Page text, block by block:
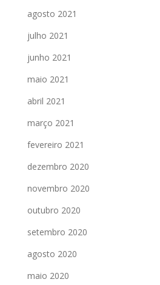
agosto 2021
julho 2021
junho 2021
maio 2021
abril 2021
março 2021
fevereiro 2021
dezembro 2020
novembro 2020
outubro 2020
setembro 2020
agosto 2020
maio 2020